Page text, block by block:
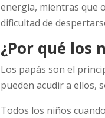
energía, mientras que
dificultad de
¿Por qué los
Los papás son el
pueden acudir a ellos,
Todos los niños